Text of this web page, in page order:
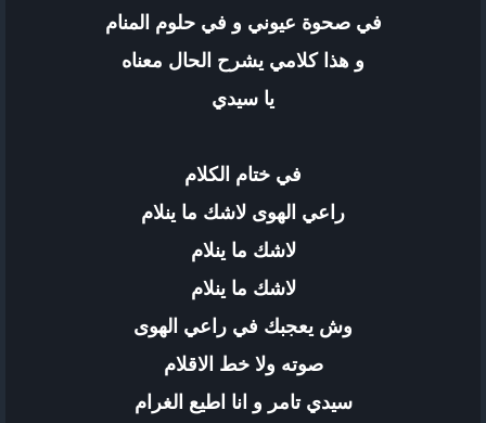
في صحوة عيوني و في حلوم المنام
و هذا كلامي يشرح الحال معناه
يا سيدي
في ختام الكلام
راعي الهوى لاشك ما ينلام
لاشك ما ينلام
لاشك ما ينلام
وش يعجبك في راعي الهوى
صوته ولا خط الاقلام
سيدي تامر و انا اطيع الغرام